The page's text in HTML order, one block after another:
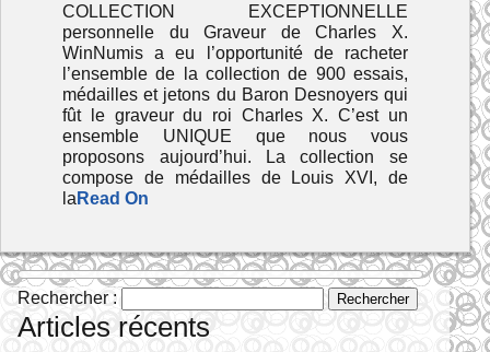
COLLECTION EXCEPTIONNELLE
personnelle du Graveur de Charles X.
WinNumis a eu l’opportunité de racheter
l’ensemble de la collection de 900 essais,
médailles et jetons du Baron Desnoyers qui
fût le graveur du roi Charles X. C’est un
ensemble UNIQUE que nous vous
proposons aujourd’hui. La collection se
compose de médailles de Louis XVI, de
la Read On
Rechercher :
Articles récents